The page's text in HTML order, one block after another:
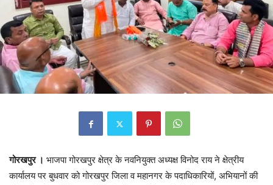
गोरखपुर । भाजपा गोरखपुर क्षेत्र के नवनियुक्त अध्यक्ष विनोद राय ने क्षेत्रीय
कार्यालय पर बुधवार को गोरखपुर जिला व महानगर के पदाधिकारियों, अभियानों की